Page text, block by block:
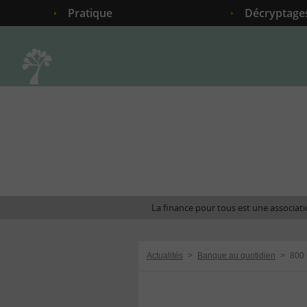
Pratique
La finance pour tous est une
Actualités > Banque au quotidien >